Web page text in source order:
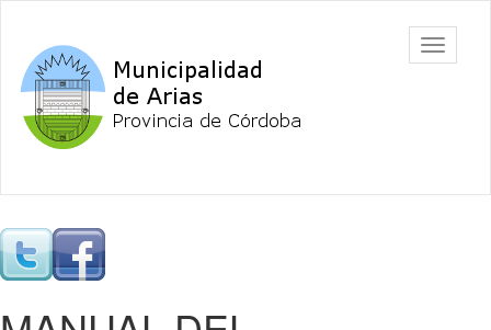
contenido
principal
Arias
barra
Contenido
principal